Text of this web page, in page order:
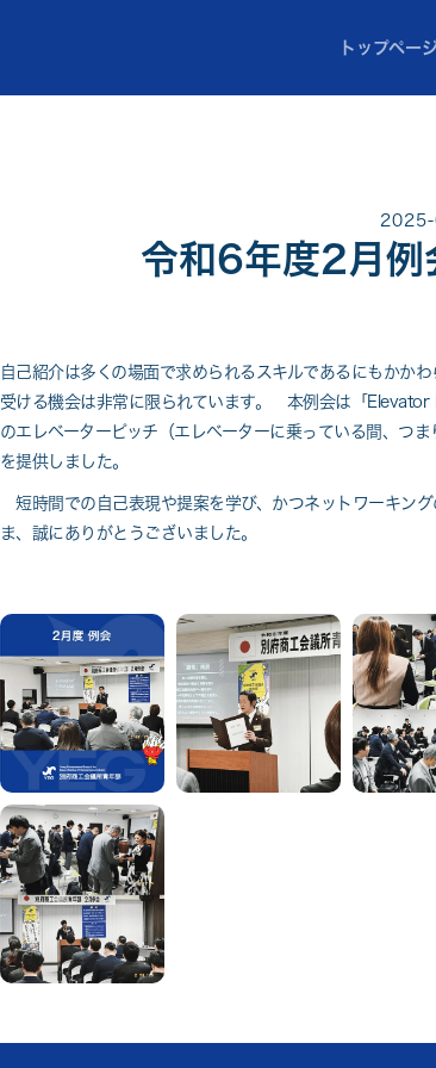
トップページ
令和6年度2月例
自己紹介は多くの場面で求められるスキルであるにもかか
受ける機会は非常に限られています。 本例会は「
のエレベーターピッチ（エレベーターに乗っている間、つ
を提供しました。
短時間での自己表現や提案を学び、かつネットワーキン
ま、誠にありがとうございました。